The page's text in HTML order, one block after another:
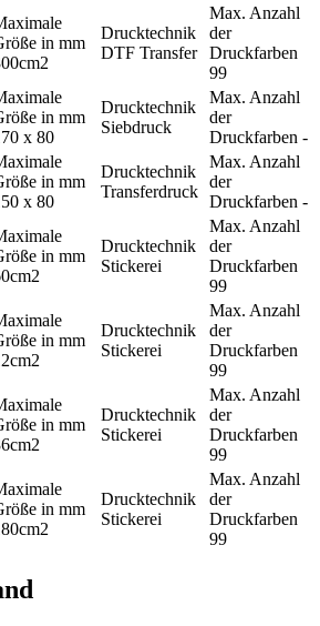
in mm
Drucktechnik
DTF Transfer
Max. Anzahl
der
Druckfarben
99
in mm
x 80
Drucktechnik
Siebdruck
Max. Anzahl
der
Druckfarben -
in mm
x 80
Drucktechnik
Transferdruck
Max. Anzahl
der
Druckfarben -
in mm
Drucktechnik
Stickerei
Max. Anzahl
der
Druckfarben
99
in mm
Drucktechnik
Stickerei
Max. Anzahl
der
Druckfarben
99
in mm
Drucktechnik
Stickerei
Max. Anzahl
der
Druckfarben
99
in mm
Drucktechnik
Stickerei
Max. Anzahl
der
Druckfarben
99